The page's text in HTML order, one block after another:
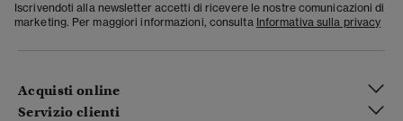
Iscrivendoti alla newsletter accetti di ricevere le nostre comunicazioni di
marketing. Per maggiori informazioni, consulta Informativa sulla privacy
Acquisti online
Servizio clienti